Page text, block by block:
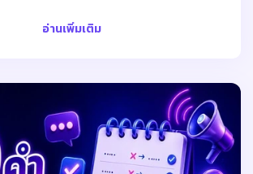
อ่านเพิ่มเติม